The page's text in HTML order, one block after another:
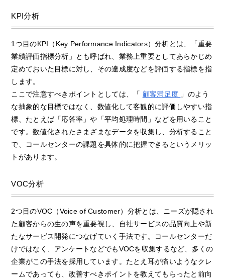
KPI分析
1つ目のKPI（Key Performance Indicators）分析とは、「重要
業績評価指標分析」とも呼ばれ、業務上重要としてあらかじめ
定めておいた目標に対し、その達成度などを評価する指標を指
します。
ここで注意すべきポイントとしては、「 顧客満足度 」のよう
な抽象的な目標ではなく、数値化して客観的に評価しやすい指
標、たとえば「応答率」や「平均処理時間」などを用いること
です。数値化されたさまざまなデータを収集し、分析すること
で、コールセンターの課題を具体的に把握できるというメリッ
トがあります。
VOC分析
2つ目のVOC（Voice of Customer）分析とは、ニーズが隠され
た顧客からの生の声を重要視し、自社サービスの品質向上や新
たなサービス開発につなげていく手法です。コールセンターだ
けではなく、アンケートなどでもVOCを収集するなど、多くの
企業がこの手法を採用しています。たとえ耳が痛いようなクレ
ームであっても、改善すべきポイントを教えてもらったと前向